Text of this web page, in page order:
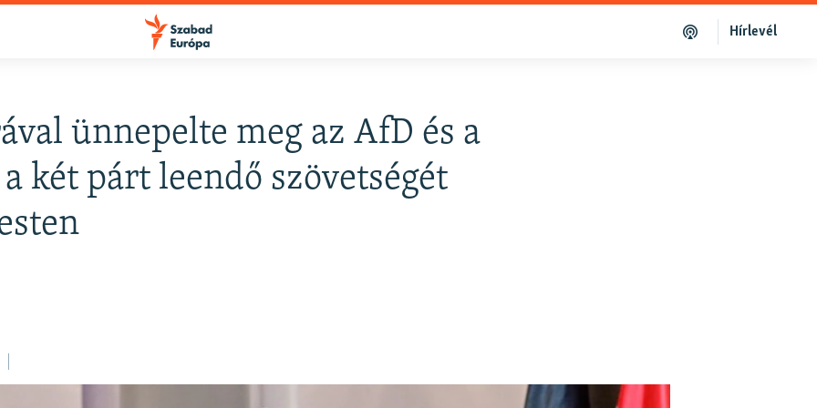
Hírlevél
ünnepelte meg az AfD és a
két párt leendő szövetségét